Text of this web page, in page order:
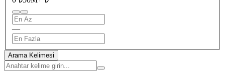
—
Arama Kelimesi